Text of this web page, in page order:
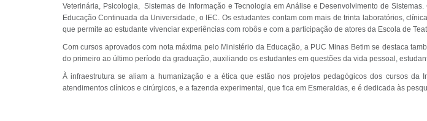
Veterinária, Psicologia, Sistemas de Informação e Tecnologia em Análise e Desenvolvimento de
Educação Continuada da Universidade, o IEC. Os estudantes contam com mais de trinta laboratórios,
que permite ao estudante vivenciar experiências com robôs e com a participação de atores da Escola de
Com cursos aprovados com nota máxima pelo Ministério da Educação, a PUC Minas Betim se destaca
do primeiro ao último período da graduação, auxiliando os estudantes em questões da vida pessoal,
À infraestrutura se aliam a humanização e a ética que estão nos projetos pedagógicos dos cursos da
atendimentos clínicos e cirúrgicos, e a fazenda experimental, que fica em Esmeraldas, e é dedicada às